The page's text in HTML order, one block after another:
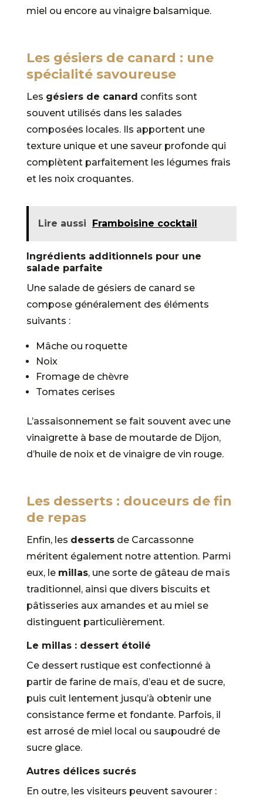
miel ou encore au vinaigre balsamique.
Les gésiers de canard : une
spécialité savoureuse
Les gésiers de canard confits sont
souvent utilisés dans les salades
composées locales. Ils apportent une
texture unique et une saveur profonde qui
complètent parfaitement les légumes frais
et les noix croquantes.
Lire aussi Framboisine cocktail
Ingrédients additionnels pour une
salade parfaite
Une salade de gésiers de canard se
compose généralement des éléments
suivants :
Mâche ou roquette
Noix
Fromage de chèvre
Tomates cerises
L’assaisonnement se fait souvent avec une
vinaigrette à base de moutarde de Dijon,
d’huile de noix et de vinaigre de vin rouge.
Les desserts : douceurs de fin
de repas
Enfin, les dessertsde Carcassonne
méritent également notre attention. Parmi
eux, le millas, une sorte de gâteau de maïs
traditionnel, ainsi que divers biscuits et
pâtisseries aux amandes et au miel se
distinguent particulièrement.
Le millas : dessert étoilé
Ce dessert rustique est confectionné à
partir de farine de maïs, d’eau et de sucre,
puis cuit lentement jusqu’à obtenir une
consistance ferme et fondante. Parfois, il
est arrosé de miel local ou saupoudré de
sucre glace.
Autres délices sucrés
En outre, les visiteurs peuvent savourer :